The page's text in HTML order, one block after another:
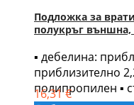
Подложка за
полукръг външна,
▪ дебелина:
приблизително
полипропилен ▪
16,31 €